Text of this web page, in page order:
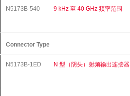
N5173B-540 9 kHz 至 40 GHz 频率范围
Connector Type
N5173B-1ED N 型（阴头）射频输出连接器